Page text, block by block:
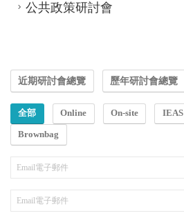
公共政策研討會
近期研討會總覽 歷年研討會總覽
全部 Online On-site IEAS
Brownbag